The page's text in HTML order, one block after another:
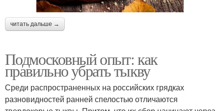
читать дальше →
Подмосковный опыт: как
правильно убрать тыкву
Среди распространенных на российских грядках
разновидностей ранней спелостью отличаются